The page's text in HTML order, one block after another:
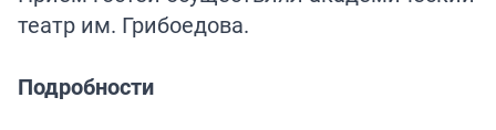
театр им. Грибоедова.
Подробности